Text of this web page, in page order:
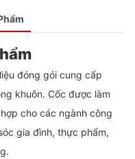
đóng gói cung cấp
khuôn. Cốc được làm
cho các ngành công
gia đình, thực phẩm,